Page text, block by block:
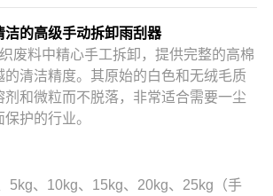
洁的高级手动拆卸雨刮器
废料中精心手工拆卸，提供完整的高棉
的清洁精度。其原始的白色和无绒毛质
剂和微粒而不脱落，非常适合需要一尘
护的行业。
5kg、10kg、15kg、20kg、25kg（手